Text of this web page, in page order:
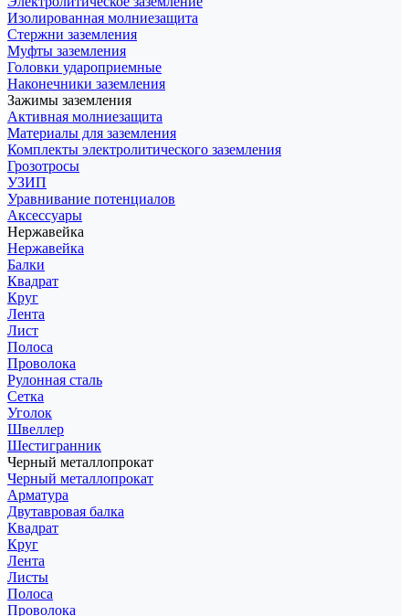
Изолированная молниезащита
Стержни заземления
Муфты заземления
Головки удароприемные
Наконечники заземления
Зажимы заземления
Активная молниезащита
Материалы для заземления
Комплекты электролитического заземления
Грозотросы
УЗИП
Уравнивание потенциалов
Аксессуары
Нержавейка
Нержавейка
Балки
Квадрат
Круг
Лента
Лист
Полоса
Проволока
Рулонная сталь
Сетка
Уголок
Швеллер
Шестигранник
Черный металлопрокат
Черный металлопрокат
Арматура
Двутавровая балка
Квадрат
Круг
Лента
Листы
Полоса
Проволока